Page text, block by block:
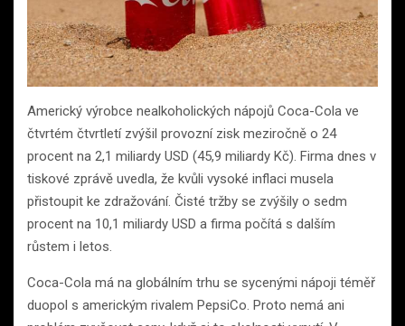
Americký výrobce nealkoholických nápojů Coca-Cola ve
čtvrtém čtvrtletí zvýšil provozní zisk meziročně o 24
procent na 2,1 miliardy USD (45,9 miliardy Kč). Firma dnes v
tiskové zprávě uvedla, že kvůli vysoké inflaci musela
přistoupit ke zdražování. Čisté tržby se zvýšily o sedm
procent na 10,1 miliardy USD a firma počítá s dalším
růstem i letos.
Coca-Cola má na globálním trhu se sycenými nápoji téměř
duopol s americkým rivalem PepsiCo. Proto nemá ani